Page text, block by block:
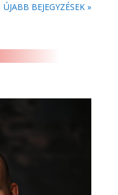
ÚJABB BEJEGYZÉSEK »